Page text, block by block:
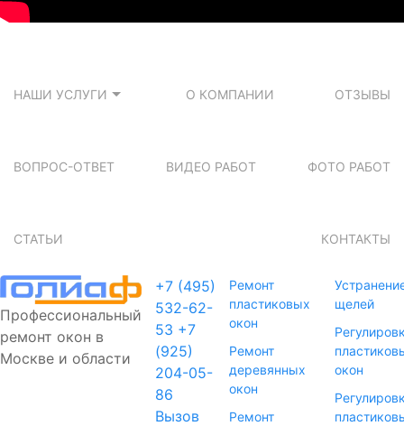
НАШИ УСЛУГИ О КОМПАНИИ ОТЗЫВЫ
ВОПРОС-ОТВЕТ ВИДЕО РАБОТ ФОТО РАБОТ
СТАТЬИ КОНТАКТЫ
Профессиональный
ремонт окон в
Москве и области
+7 (495)
532-62-
53 +7
(925)
204-05-
86
Вызов
Ремонт
пластиковых
окон
Ремонт
деревянных
окон
Ремонт
щелей
окон